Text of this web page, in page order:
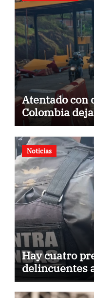
Atentado con
Colombia
Noticias
Hay cuatro
delincuentes